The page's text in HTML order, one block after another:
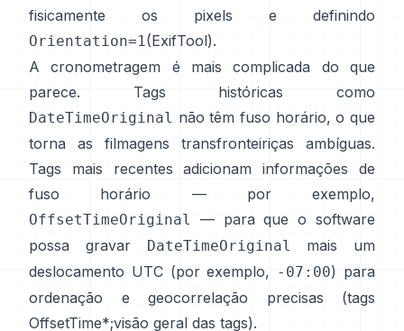
fisicamente os pixels e definindo
Orientation=1(ExifTool).
A cronometragem é mais complicada do que
parece. Tags históricas como
DateTimeOriginal não têm fuso horário, o que
torna as filmagens transfronteiriças ambíguas.
Tags mais recentes adicionam informações de
fuso horário — por exemplo,
OffsetTimeOriginal
— para que o software
possa gravar
DateTimeOriginal
mais um
deslocamento UTC (por exemplo, -07:00) para
ordenação e geocorrelação precisas (tags
OffsetTime*;visão geral das tags).